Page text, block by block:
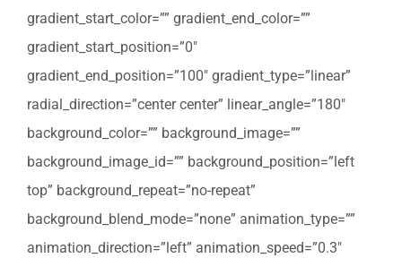
gradient_start_color=”” gradient_end_color=””
gradient_start_position=”0″
gradient_end_position=”100″ gradient_type=”linear”
radial_direction=”center center” linear_angle=”180″
background_color=”” background_image=””
background_image_id=”” background_position=”left
top” background_repeat=”no-repeat”
background_blend_mode=”none” animation_type=””
animation_direction=”left” animation_speed=”0.3″